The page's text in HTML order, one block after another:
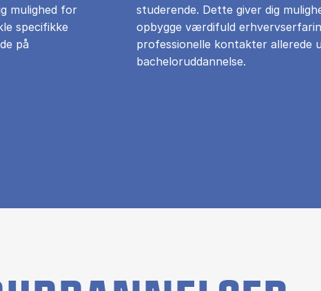
mulighed for
specifikke
på
studerende. Dette giver dig
opbygge værdifuld
professionelle kontakter allerede
bacheloruddannelse.